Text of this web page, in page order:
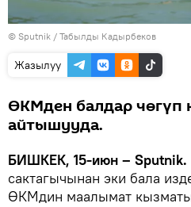
© Sputnik / Табылды Кадырбеков
Жазылуу
ӨКМден балдар чөгүп
айтышууда.
БИШКЕК, 15-июн – Sputnik.
сактагычынан эки бала
ӨКМдин маалымат